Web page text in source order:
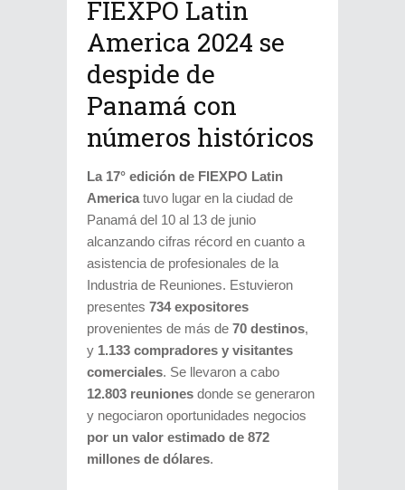
FIEXPO Latin
America 2024 se
despide de
Panamá con
números históricos
La 17° edición de FIEXPO Latin
Americatuvo lugar en la ciudad de
Panamá del 10 al 13 de junio
alcanzando cifras récord en cuanto a
asistencia de profesionales de la
Industria de Reuniones. Estuvieron
presentes 734 expositores
provenientes de más de 70 destinos,
y 1.133 compradores y visitantes
comerciales. Se llevaron a cabo
12.803 reuniones donde se generaron
y negociaron oportunidades negocios
por un valor estimado de 872
millones de dólares.